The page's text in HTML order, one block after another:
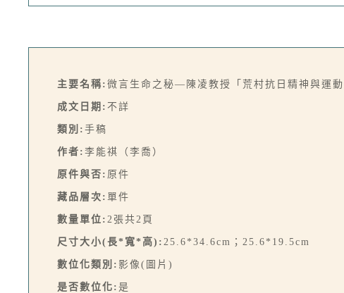
主要名稱: 微言生命之秘—陳凌教授「荒村抗日精神與運
成文日期: 不詳
類別: 手稿
作者: 李能祺（李喬）
原件與否: 原件
藏品層次: 單件
數量單位: 2張共2頁
尺寸大小(長*寬*高): 25.6*34.6cm；25.6*19.5cm
數位化類別: 影像(圖片)
是否數位化: 是